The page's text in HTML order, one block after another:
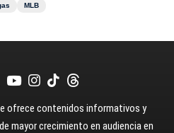
MLB
ofrece contenidos informativos y
mayor crecimiento en audiencia en